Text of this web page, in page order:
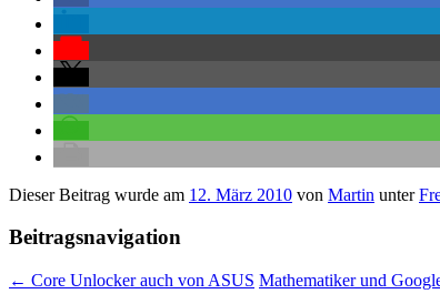
Dieser Beitrag wurde am 12. März 2010 von Martin unter
Beitragsnavigation
← Core Unlocker auch von ASUS Mathematiker und